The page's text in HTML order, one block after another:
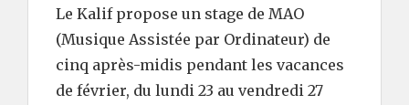
Le Kalif propose un stage de MAO
(Musique Assistée par Ordinateur) de
cinq après-midis pendant les vacances
de février, du lundi 23 au vendredi 27